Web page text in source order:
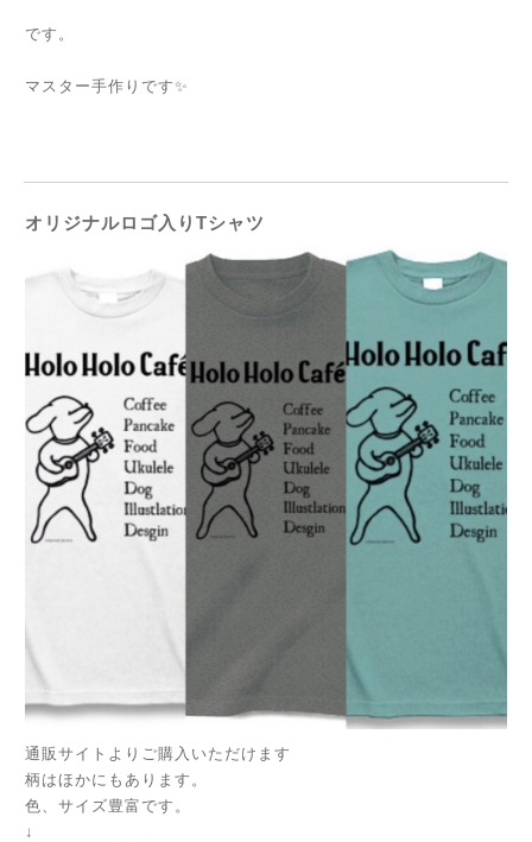
です。
マスター手作りです✨
オリジナルロゴ入りTシャツ
通販サイトよりご購入いただけます
柄はほかにもあります。
色、サイズ豊富です。
↓